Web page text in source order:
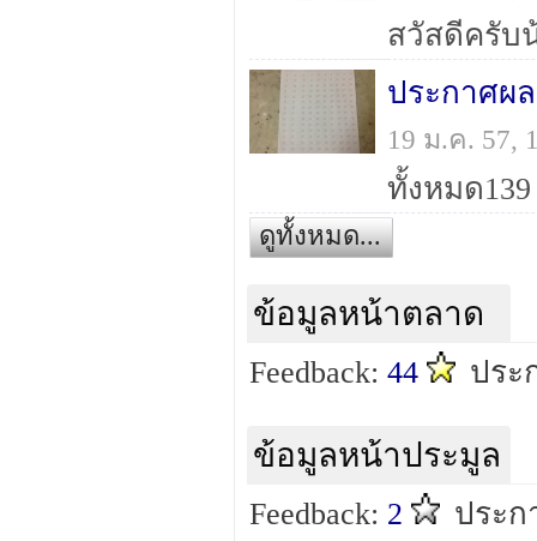
19 ม.ค. 57,
ทั้งหมด
ดูทั้งหมด...
ข้อมูลหน้าตลาด
Feedback: 44 ปร
ข้อมูลหน้าประมูล
Feedback: 2 ประ